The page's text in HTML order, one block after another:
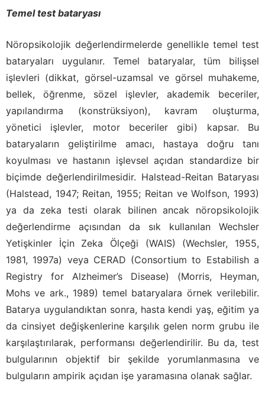
Temel test bataryası
Nöropsikolojik değerlendirmelerde genellikle temel test
bataryaları uygulanır. Temel bataryalar, tüm bilişsel
işlevleri (dikkat, görsel-uzamsal ve görsel muhakeme,
bellek, öğrenme, sözel işlevler, akademik beceriler,
yapılandırma (konstrüksiyon), kavram oluşturma,
yönetici işlevler, motor beceriler gibi) kapsar. Bu
bataryaların geliştirilme amacı, hastaya doğru tanı
koyulması ve hastanın işlevsel açıdan standardize bir
biçimde değerlendirilmesidir. Halstead-Reitan Bataryası
(Halstead, 1947; Reitan, 1955; Reitan ve Wolfson, 1993)
ya da zeka testi olarak bilinen ancak nöropsikolojik
değerlendirme açısından da sık kullanılan Wechsler
Yetişkinler İçin Zeka Ölçeği (WAIS) (Wechsler, 1955,
1981, 1997a) veya CERAD (Consortium to Estabilish a
Registry for Alzheimer’s Disease) (Morris, Heyman,
Mohs ve ark., 1989) temel bataryalara örnek verilebilir.
Batarya uygulandıktan sonra, hasta kendi yaş, eğitim ya
da cinsiyet değişkenlerine karşılık gelen norm grubu ile
karşılaştırılarak, performansı değerlendirilir. Bu da, test
bulgularının objektif bir şekilde yorumlanmasına ve
bulguların ampirik açıdan işe yaramasına olanak sağlar.